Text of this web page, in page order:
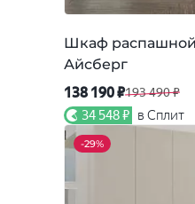
Шкаф
Айсберг
138 190 ₽193 490 ₽
34 548 ₽ в Сплит
-29%